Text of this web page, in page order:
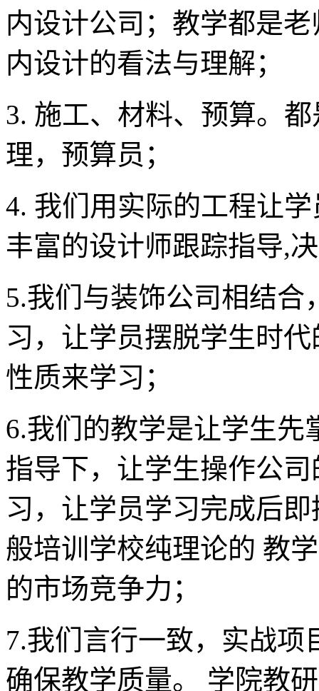
内设计公司；教学都是
内设计的看法与理解；
3. 施工、材料、预算。
理，预算员；
4. 我们用实际的工程让
丰富的设计师跟踪指导,
5.我们与装饰公司相结
习，让学员摆脱学生时
性质来学习；
6.我们的教学是让学生
指导下，让学生操作公
习，让学员学习完成后
般培训学校纯理论的 教
的市场竞争力；
7.我们言行一致，实战
确保教学质量。 学院教